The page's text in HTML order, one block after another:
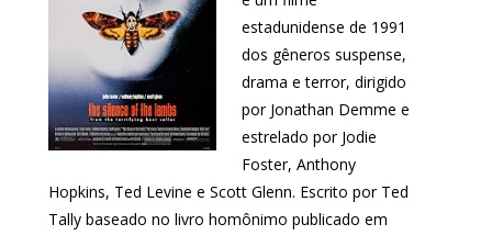
estadunidense de 1991
dos gêneros suspense,
drama e terror, dirigido
por Jonathan Demme e
estrelado por Jodie
Foster, Anthony
Hopkins, Ted Levine e Scott Glenn. Escrito por Ted
Tally baseado no livro homônimo publicado em